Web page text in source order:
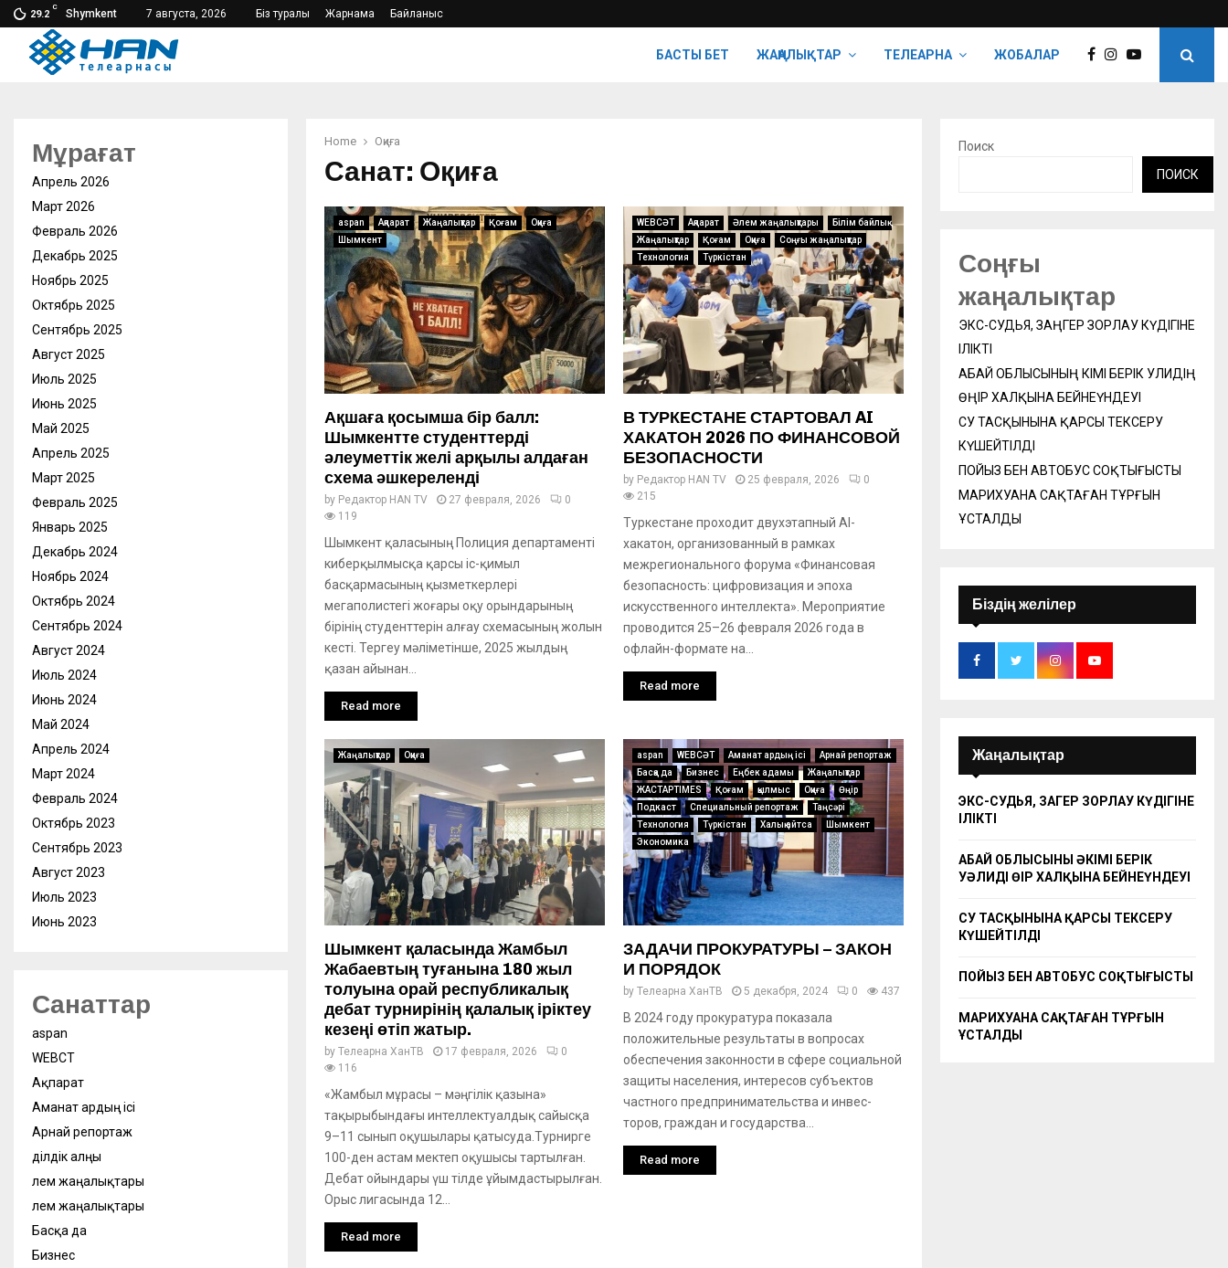
29.2
C
Shymkent 7 августа, 2026 Біз туралы Жарнама Байланыс
БАСТЫ БЕТ ЖАҢАЛЫҚТАР ТЕЛЕАРНА ЖОБАЛАР
Home Оқиға
Санат: Оқиға
aspan Ақпарат Жаңалықтар Қоғам
Оқиға
Шымкент
Ақшаға қосымша бір балл:
Шымкентте студенттерді
әлеуметтік желі арқылы алдаған
схема әшкереленді
by Редактор HAN TV 27 февраля, 2026
0
119
Шымкент қаласының Полиция департаменті
киберқылмысқа қарсы іс-қимыл
басқармасының қызметкерлері
мегаполистегі жоғары оқу орындарының
бірінің студенттерін алғау схемасының жолын
кесті. Тергеу мәліметінше, 2025 жылдың
қазан айынан...
Read more
WEBСӘТ Ақпарат Әлем жаңалықтары
Білім байлық
Жаңалықтар
Қоғам Оқиға
Соңғы жаңалықтар
Технология
Түркістан
В ТУРКЕСТАНЕ СТАРТОВАЛ AI
ХАКАТОН 2026 ПО ФИНАНСОВОЙ
БЕЗОПАСНОСТИ
by Редактор HAN TV 25 февраля, 2026
0
215
Туркестане проходит двухэтапный AI-
хакатон, организованный в рамках
межрегионального форума «Финансовая
безопасность: цифровизация и эпоха
искусственного интеллекта». Мероприятие
проводится 25–26 февраля 2026 года в
офлайн-формате на...
Read more
Жаңалықтар Оқиға
Шымкент қаласында Жамбыл
Жабаевтың туғанына 180 жыл
толуына орай республикалық
дебат турнирінің қалалық іріктеу
кезеңі өтіп жатыр.
by Телеарна ХанТВ 17 февраля, 2026
0
116
«Жамбыл мұрасы – мәңгілік қазына»
тақырыбындағы интеллектуалдық сайысқа
9–11 сынып оқушылары қатысуда.Турнирге
100-ден астам мектеп оқушысы тартылған.
Дебат ойындары үш тілде ұйымдастырылған.
Орыс лигасында 12...
Read more
aspan WEBСӘТ Аманат ардың ісі
Арнай репортаж
Басқа да
Бизнес Еңбек адамы
Жаңалықтар
ЖАСТАРTIMES
Қоғам қылмыс Оқиға
Өңір
Подкаст
Специальный репортаж
Таңсәрі
Технология
Түркістан Халық айтса
Шымкент
Экономика
ЗАДАЧИ ПРОКУРАТУРЫ – ЗАКОН
И ПОРЯДОК
by Телеарна ХанТВ 5 декабря, 2024 0 437
В 2024 году прокуратура показала
положительные результаты в вопросах
обеспечения законности в сфере социальной
защиты населения, интересов субъектов
частного предпринимательства и инвес­
торов, граждан и государства...
Read more
Мұрағат
Апрель 2026
Март 2026
Февраль 2026
Декабрь 2025
Ноябрь 2025
Октябрь 2025
Сентябрь 2025
Август 2025
Июль 2025
Июнь 2025
Май 2025
Апрель 2025
Март 2025
Февраль 2025
Январь 2025
Декабрь 2024
Ноябрь 2024
Октябрь 2024
Сентябрь 2024
Август 2024
Июль 2024
Июнь 2024
Май 2024
Апрель 2024
Март 2024
Февраль 2024
Октябрь 2023
Сентябрь 2023
Август 2023
Июль 2023
Июнь 2023
Санаттар
aspan
WEBСӘТ
Ақпарат
Аманат ардың ісі
Арнай репортаж
Әділдік алңы
Әлем жаңалықтары
Әлем жаңалықтары
Басқа да
Бизнес
Поиск
ПОИСК
Соңғы
жаңалықтар
ЭКС-СУДЬЯ, ЗАҢГЕР ЗОРЛАУ КҮДІГІНЕ
ІЛІКТІ
АБАЙ ОБЛЫСЫНЫҢ ӘКІМІ БЕРІК УӘЛИДІҢ
ӨҢІР ХАЛҚЫНА БЕЙНЕҮНДЕУІ
СУ ТАСҚЫНЫНА ҚАРСЫ ТЕКСЕРУ
КҮШЕЙТІЛДІ
ПОЙЫЗ БЕН АВТОБУС СОҚТЫҒЫСТЫ
МАРИХУАНА САҚТАҒАН ТҰРҒЫН
ҰСТАЛДЫ
Біздің желілер
Жаңалықтар
ЭКС-СУДЬЯ, ЗАҢГЕР ЗОРЛАУ КҮДІГІНЕ
ІЛІКТІ
АБАЙ ОБЛЫСЫНЫҢ ӘКІМІ БЕРІК
УӘЛИДІҢ ӨҢІР ХАЛҚЫНА БЕЙНЕҮНДЕУІ
СУ ТАСҚЫНЫНА ҚАРСЫ ТЕКСЕРУ
КҮШЕЙТІЛДІ
ПОЙЫЗ БЕН АВТОБУС СОҚТЫҒЫСТЫ
МАРИХУАНА САҚТАҒАН ТҰРҒЫН
ҰСТАЛДЫ